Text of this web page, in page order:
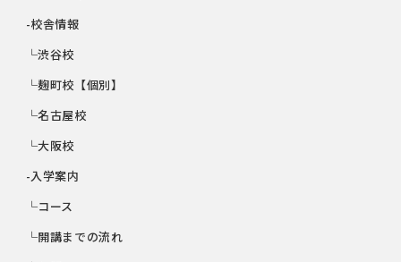
-校舎情報
└渋谷校
└麹町校【個別】
└名古屋校
└大阪校
-入学案内
└コース
└開講までの流れ